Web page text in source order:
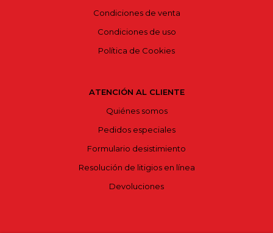
Condiciones de venta
Condiciones de uso
Política de Cookies
ATENCIÓN AL CLIENTE
Quiénes somos
Pedidos especiales
Formulario desistimiento
Resolución de litigios en línea
Devoluciones